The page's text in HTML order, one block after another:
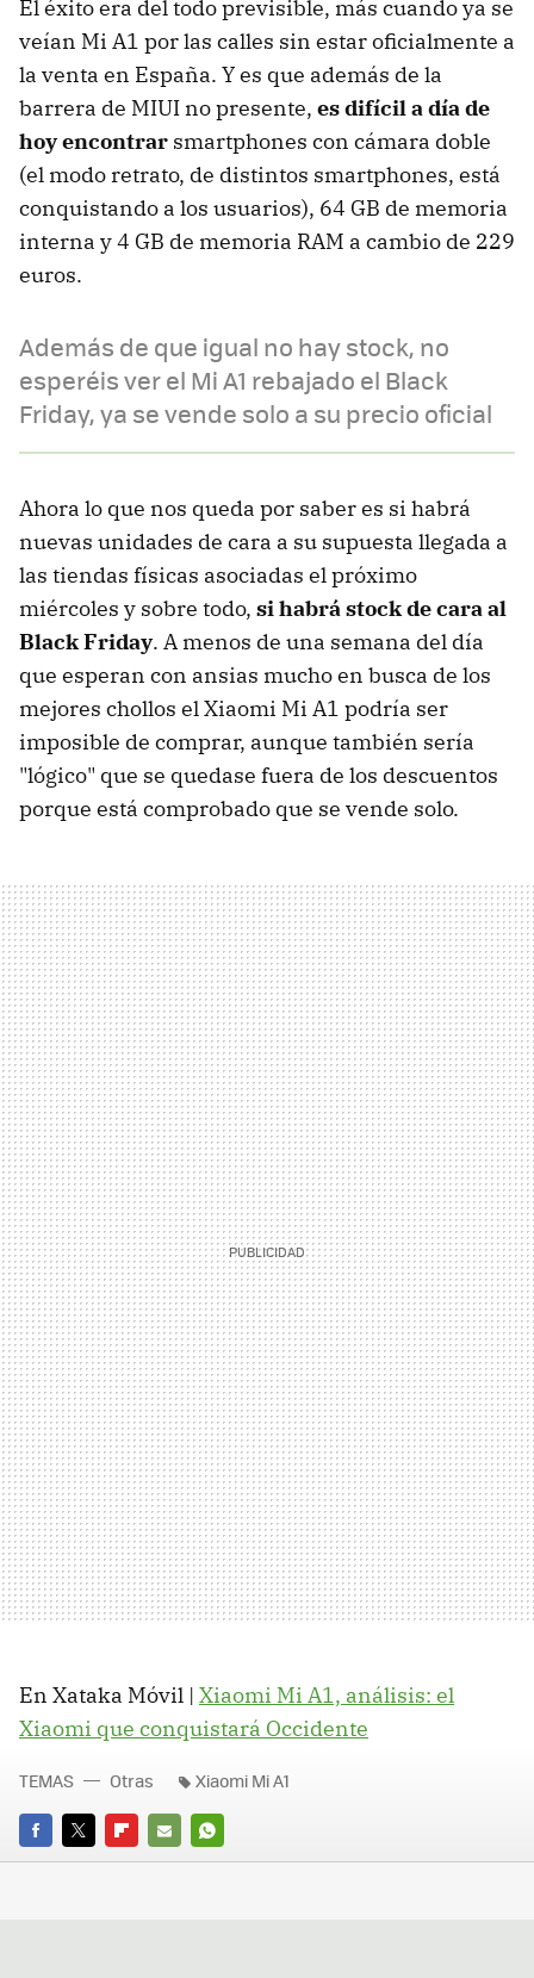
El éxito era del todo previsible, más cuando ya se
veían Mi A1 por las calles sin estar oficialmente a
la venta en España. Y es que además de la
barrera de MIUI no presente, es difícil a día de
hoy encontrar smartphones con cámara doble
(el modo retrato, de distintos smartphones, está
conquistando a los usuarios), 64 GB de memoria
interna y 4 GB de memoria RAM a cambio de 229
euros.
Además de que igual no hay stock, no
esperéis ver el Mi A1 rebajado el Black
Friday, ya se vende solo a su precio oficial
Ahora lo que nos queda por saber es si habrá
nuevas unidades de cara a su supuesta llegada a
las tiendas físicas asociadas el próximo
miércoles y sobre todo, si habrá stock de cara al
Black Friday. A menos de una semana del día
que esperan con ansias mucho en busca de los
mejores chollos el Xiaomi Mi A1 podría ser
imposible de comprar, aunque también sería
"lógico" que se quedase fuera de los descuentos
porque está comprobado que se vende solo.
En Xataka Móvil | Xiaomi Mi A1, análisis: el
Xiaomi que conquistará Occidente
FACEBOOK
TWITTERFLIPBOARD
E-
WHATSAPP
TEMAS Otras Xiaomi Mi A1